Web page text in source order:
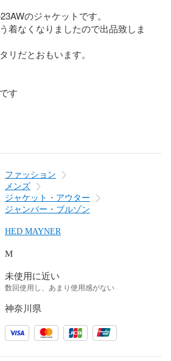
のジャケットです。
着なくなりましたので出品致しま
リだとおもいます。
す
ファッション
メンズ
ジャケット・アウター
ジャンパー・ブルゾン
HED MAYNER
M
未使用に近い
数回使用し、あまり使用感がない
神奈川県